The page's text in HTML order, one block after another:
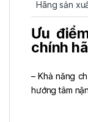
Hãng sản
Ưu
chính
– Khả năng
hướng tâm